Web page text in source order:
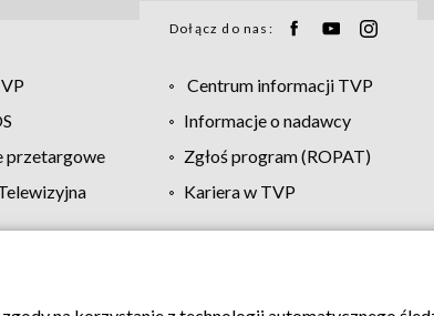
Dołącz do nas:
Centrum informacji TVP
Informacje o nadawcy
przetargowe Zgłoś program (ROPAT)
Kariera w TVP
Polityka prywatności Moje zgody Pomoc